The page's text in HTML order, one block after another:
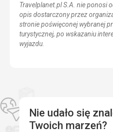
Travelplanet.pl S.A. nie ponosi
opis dostarczony przez
stronie poświęconej wybranej
turystycznej, po wskazaniu
wyjazdu.
Nie udało się
Twoich marzeń?